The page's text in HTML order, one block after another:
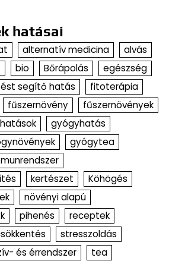
hatásai
alternatív medicina
alvás
bio Bőrápolás
egészség
segítő hatás
fitoterápia
fűszernövény
fűszernövények
gyógyhatás
gyógytea
kertészet
Köhögés
növényi alapú
pihenés
receptek
stresszoldás
és érrendszer
tea